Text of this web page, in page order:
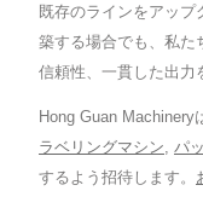
既存のラインをアップ
築する場合でも、私た
信頼性、一貫した出力
Hong Guan Machinery
ラベリングマシン
パ
するよう招待します。